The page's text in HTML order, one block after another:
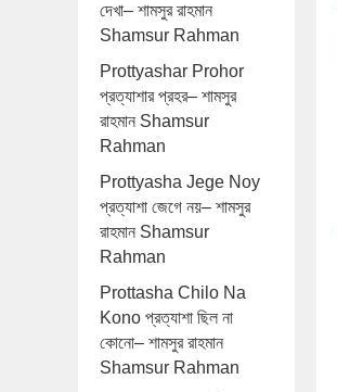
দেখা– শামসুর রাহমান
Shamsur Rahman
Prottyashar Prohor
প্রত্যাশার প্রহর– শামসুর
রাহমান Shamsur
Rahman
Prottyasha Jege Noy
প্রত্যাশা জেগে নয়– শামসুর
রাহমান Shamsur
Rahman
Prottasha Chilo Na
Kono প্রত্যাশা ছিল না
কোনো– শামসুর রাহমান
Shamsur Rahman